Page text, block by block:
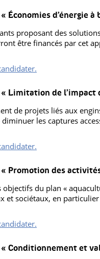
Économies d’énergie
proposant des
être financés par cet
« Limitation de
de projets liés aux
les captures
« Promotion des
objectifs du plan «
et sociétaux, en
« Conditionnement et